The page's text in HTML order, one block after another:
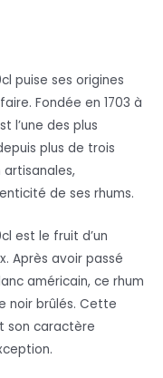
puise ses origines
Fondée en 1703 à
l’une des plus
plus de trois
de ses rhums.
est le fruit d’un
Après avoir passé
américain, ce rhum
noir brûlés. Cette
son caractère